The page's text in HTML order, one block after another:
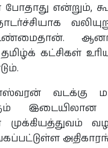
போதாது
உண்மைதான்.
கட்சிகள்
வடக்கு
முக்கியத்துவம்